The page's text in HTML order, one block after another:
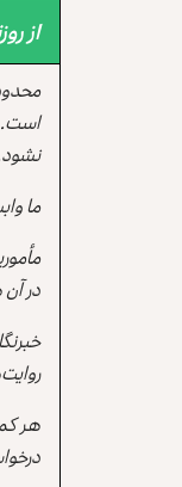
از
است.
ما
در
هر